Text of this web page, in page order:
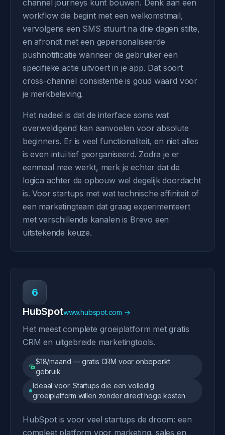
channel journeys kunt bouwen. Denk aan een
workflow die begint met een welkomstmail,
vervolgens een SMS stuurt na drie dagen stilte,
en afrondt met een gepersonaliseerde
pushnotificatie wanneer de gebruiker een
specifieke actie uitvoert in je app. Dat soort
cross-channel consistentie is goud waard voor
je merkbeleving.
Het nadeel is dat de interface soms wat
overweldigend kan aanvoelen voor absolute
beginners. Er is veel functionaliteit, en niet alles
is even intuïtief georganiseerd. Zodra je er
eenmaal mee werkt, merk je echter dat de
logica achter de opbouw wel degelijk doordacht
is. Voor startups met wat technische affiniteit of
een marketingteam dat graag experimenteert
met verschillende kanalen is Brevo een
uitstekende keuze.
6
HubSpotwww.hubspot.com →
Het meest complete groeiplatform met gratis
CRM en uitgebreide marketingtools.
$18/maand — gratis CRM voor onbeperkt
gebruik
Ideaal voor: Startups die een volledig
groeiplatform willen zonder direct hoge kosten
HubSpot is voor veel startups de droom: een
compleet platform voor marketing, sales en